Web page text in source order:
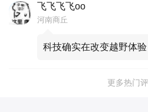
飞飞飞飞oo
河南商丘
科技确实在改变越野体验
更多热门